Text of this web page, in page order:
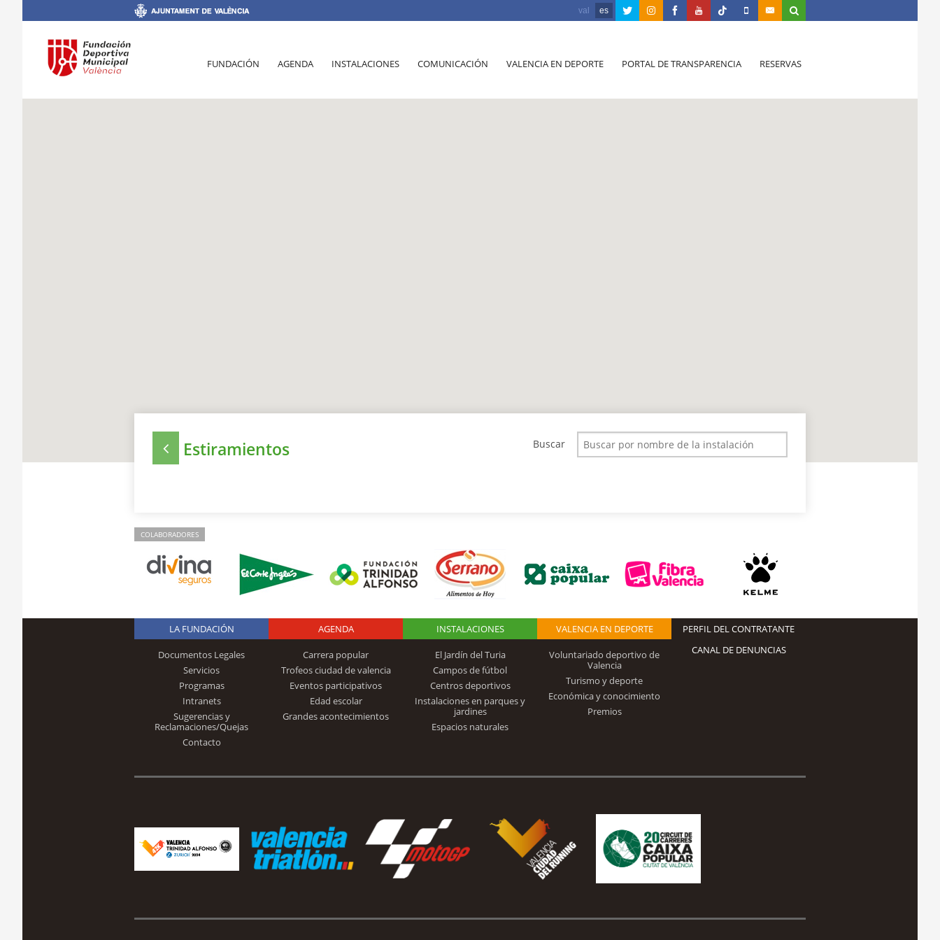
val es
FUNDACIÓN AGENDA INSTALACIONES COMUNICACIÓN VALENCIA EN DEPORTE PORTAL DE TRANSPARENCIA RESERVAS
Estiramientos Buscar
COLABORADORES
Logo Fundación
Trinidad Alfonso
LA FUNDACIÓN
Documentos Legales
Servicios
Programas
Intranets
Sugerencias y
Reclamaciones/Quejas
Contacto
AGENDA
Carrera popular
Trofeos ciudad de valencia
Eventos participativos
Edad escolar
Grandes acontecimientos
INSTALACIONES
El Jardín del Turia
Campos de fútbol
Centros deportivos
Instalaciones en parques y
jardines
Espacios naturales
VALENCIA EN DEPORTE
Voluntariado deportivo de
Valencia
Turismo y deporte
Económica y conocimiento
Premios
PERFIL DEL CONTRATANTE
CANAL DE DENUNCIAS